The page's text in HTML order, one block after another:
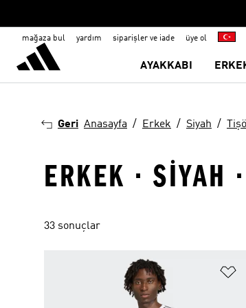
mağaza bul yardım siparişler ve iade üye ol
AYAKKABI
Geri Anasayfa Erkek Siyah
ERKEK · SIYAH
33 sonuçlar